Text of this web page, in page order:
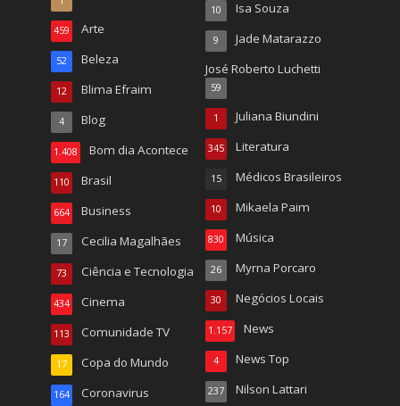
Arte
459
Beleza
52
Blima Efraim
12
Blog
4
Bom dia Acontece
1.408
Brasil
110
Business
664
Cecilia Magalhães
17
Ciência e Tecnologia
73
Cinema
434
Comunidade TV
113
Copa do Mundo
17
Coronavirus
164
Isa Souza
10
Jade Matarazzo
9
José Roberto Luchetti
59
Juliana Biundini
1
Literatura
345
Médicos Brasileiros
15
Mikaela Paim
10
Música
830
Myrna Porcaro
26
Negócios Locais
30
News
1.157
News Top
4
Nilson Lattari
237